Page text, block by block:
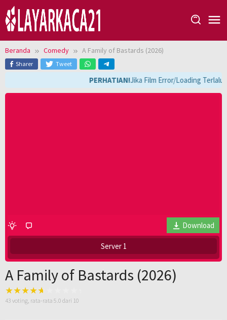
Loncat
ke
konten
Beranda Comedy A Family of Bastards (2026)
Sharer Tweet
PERHATIAN!Jika Film Error/Loading Terlalu
Download
Server 1
A Family of Bastards (2026)
43 voting, rata-rata 5.0 dari 10